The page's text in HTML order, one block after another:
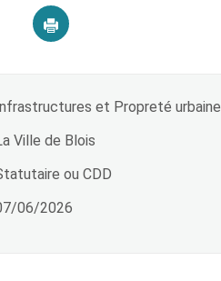
Infrastructures et Propreté urbaine
Ville de Blois
ou CDD
06/2026